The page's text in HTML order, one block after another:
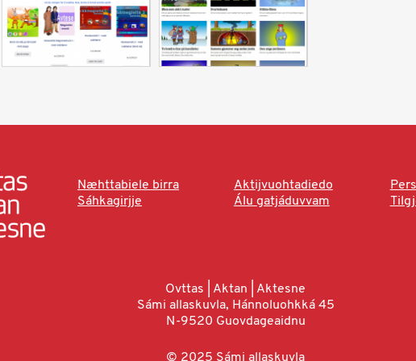
Næhttabiele birra Aktijvuohtadiedo
Sáhkagirjje
Álu gatjáduvvam
Ovttas | Aktan | Aktesne
Sámi allaskuvla, Hánnoluohkká 45
N-9520 Guovdageaidnu
© 2025 Sámi allaskuvla